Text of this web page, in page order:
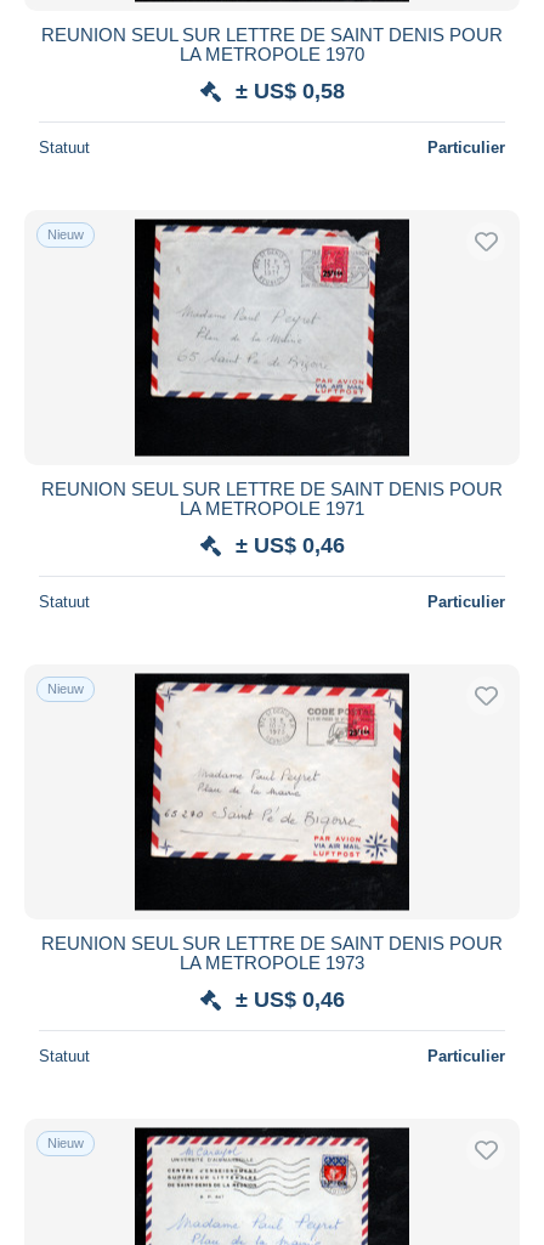
REUNION SEUL SUR LETTRE DE SAINT DENIS POUR
LA METROPOLE 1970
± US$ 0,58
Statuut Particulier
Nieuw
REUNION SEUL SUR LETTRE DE SAINT DENIS POUR
LA METROPOLE 1971
± US$ 0,46
Statuut Particulier
Nieuw
REUNION SEUL SUR LETTRE DE SAINT DENIS POUR
LA METROPOLE 1973
± US$ 0,46
Statuut Particulier
Nieuw